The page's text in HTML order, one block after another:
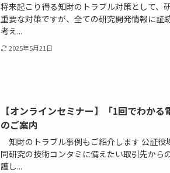
将来起こり得る知財のトラブル対策として、
重要な対策ですが、全ての研究開発情報に証
考え...
2025年5月21日
【オンラインセミナー】「1回でわか
のご案内
知財のトラブル事例もご紹介します 公証
同研究の技術コンタミに備えたい取引先から
護し...